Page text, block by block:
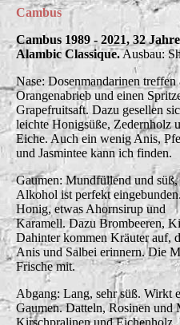
Cambus
Cambus 1989 - 2021, 32
Alambic Classique.Ausbau:
Nase: Dosenmandarinen treffen
Orangenabrieb und einen
Grapefruitsaft. Dazu gesellen
leichte Honigsüße, Zedernholz
Eiche. Auch ein wenig Anis,
und Jasmintee kann ich finden.
Gaumen: Mundfüllend und süß,
Alkohol ist perfekt
Honig, etwas Ahornsirup und
Karamell. Dazu Brombeeren,
Dahinter kommen Kräuter auf,
Anis und Salbei erinnern. Die
Frische mit.
Abgang: Lang, sehr süß. Wirkt
Gaumen. Datteln, Rosinen und
Kirschpralinen und